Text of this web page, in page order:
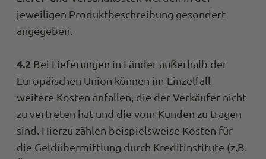
jeweiligen Produktbeschreibung gesondert
angegeben.
4.2 Bei Lieferungen in Länder außerhalb der
Europäischen Union können im Einzelfall
weitere Kosten anfallen, die der Verkäufer nicht
zu vertreten hat und die vom Kunden zu tragen
sind. Hierzu zählen beispielsweise Kosten für
die Geldübermittlung durch Kreditinstitute (z.B.